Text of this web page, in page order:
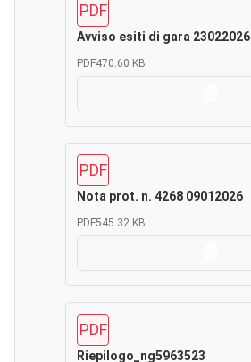
PDF
Avviso esiti di gara 23022026
PDF470.60 KB
PDF
Nota prot. n. 4268 09012026
PDF545.32 KB
PDF
Riepilogo_ng5963523